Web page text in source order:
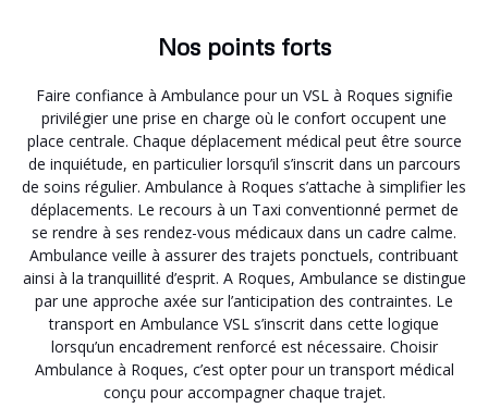
Nos points forts
Faire confiance à Ambulance pour un VSL à Roques signifie
privilégier une prise en charge où le confort occupent une
place centrale. Chaque déplacement médical peut être source
de inquiétude, en particulier lorsqu’il s’inscrit dans un parcours
de soins régulier. Ambulance à Roques s’attache à simplifier les
déplacements. Le recours à un Taxi conventionné permet de
se rendre à ses rendez-vous médicaux dans un cadre calme.
Ambulance veille à assurer des trajets ponctuels, contribuant
ainsi à la tranquillité d’esprit. A Roques, Ambulance se distingue
par une approche axée sur l’anticipation des contraintes. Le
transport en Ambulance VSL s’inscrit dans cette logique
lorsqu’un encadrement renforcé est nécessaire. Choisir
Ambulance à Roques, c’est opter pour un transport médical
conçu pour accompagner chaque trajet.